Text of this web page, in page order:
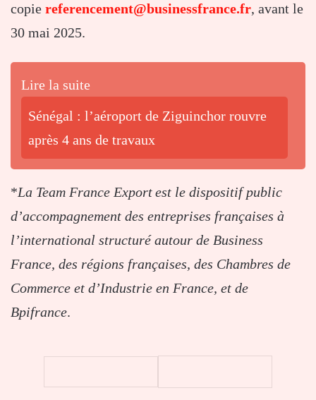
copie referencement@businessfrance.fr, avant le
30 mai 2025.
Lire la suite
Sénégal : l’aéroport de Ziguinchor rouvre
après 4 ans de travaux
*La Team France Export est le dispositif public
d’accompagnement des entreprises françaises à
l’international structuré autour de Business
France, des régions françaises, des Chambres de
Commerce et d’Industrie en France, et de
Bpifrance.